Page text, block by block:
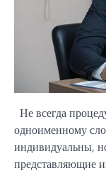
Не всегда
одноименному
индивидуальны,
представляющие